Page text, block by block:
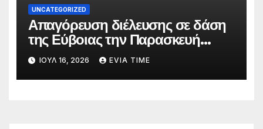
UNCATEGORIZED
Απαγόρευση διέλευσης σε δάση
της Εύβοιας την Παρασκευή
λόγω πολύ υψηλού κινδύνου
πυρκαγιάς
ΙΟΎΛ 16, 2026 EVIA TIME